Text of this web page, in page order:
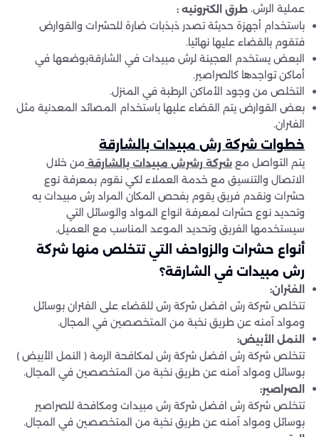
عملية الرش. طرق الكترونيه :
باستخدام أجهزة حديثة تصدر ذبذبات ضارة للحشرات والقوارض
فتقوم بالقضاء عليها نهائيا.
البعض يستخدم العجينة لرش مبيدات في الشارقةبوضعها في
أماكن تواجدها كالصراصير.
التخلص من وجود الأماكن الرطبة في المنزل.
بعض القوارض يتم القضاء عليها باستخدام المصائد المعدنية مثل
الفئران.
خطوات شركة رش مبيدات بالشارقة
يتم التواصل مع شركة رشرش مبيدات بالشارقة من خلال
الاتصال والتنسيق مع خدمة العملاء لكي نقوم بمعرفة نوع
حشرات ونقدم فريق يقوم بفحص المكان المراد رش مبيدات به
وتحديد نوع حشرات لمعرفة انواع المواد والوسائل التي
سيستخدمها الفريق وتحديد الموعد المناسب مع العميل.
أنواع حشرات والزواحف
التي تتخلص منها شركة
رش مبيدات في الشارقة؟
الفئران:
تتخلص شركة رش افضل شركة رش للقضاء على الفئران بوسائل
ومواد آمنه عن طريق نخبة من المتخصصين في المجال.
النمل الأبيض:
تتخلص شركة رش افضل شركة رش لمكافحة الرمة ( النمل الأبيض )
بوسائل ومواد آمنه عن طريق نخبة من المتخصصين في المجال.
الصراصير:
تتخلص شركة رش افضل شركة رش مبيدات ومكافحة للصراصير
بوسائل ومواد آمنه عن طريق نخبة من المتخصصين في المجال.